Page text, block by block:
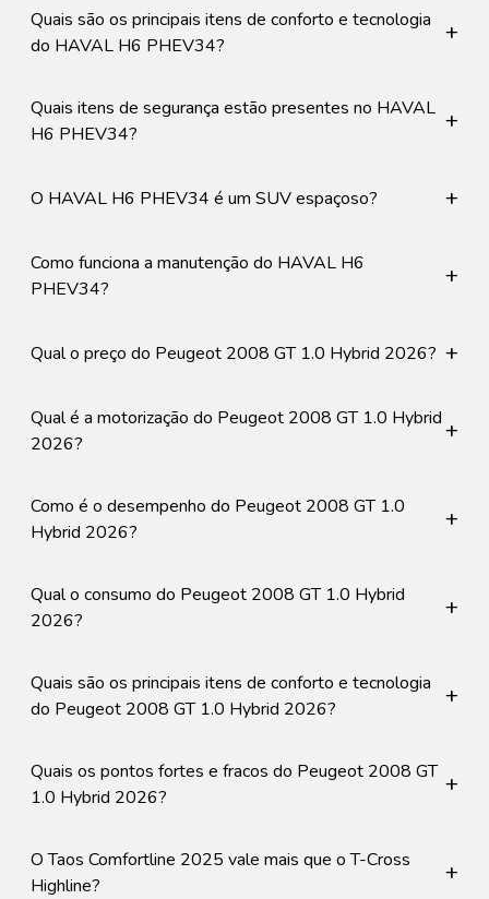
Quais são os principais itens de conforto e tecnologia
do HAVAL H6 PHEV34?
+
Quais itens de segurança estão presentes no HAVAL
H6 PHEV34?
+
O HAVAL H6 PHEV34 é um SUV espaçoso? +
Como funciona a manutenção do HAVAL H6
PHEV34?
+
Qual o preço do Peugeot 2008 GT 1.0 Hybrid 2026? +
Qual é a motorização do Peugeot 2008 GT 1.0 Hybrid
2026?
+
Como é o desempenho do Peugeot 2008 GT 1.0
Hybrid 2026?
+
Qual o consumo do Peugeot 2008 GT 1.0 Hybrid
2026?
+
Quais são os principais itens de conforto e tecnologia
do Peugeot 2008 GT 1.0 Hybrid 2026?
+
Quais os pontos fortes e fracos do Peugeot 2008 GT
1.0 Hybrid 2026?
+
O Taos Comfortline 2025 vale mais que o T-Cross
Highline?
+